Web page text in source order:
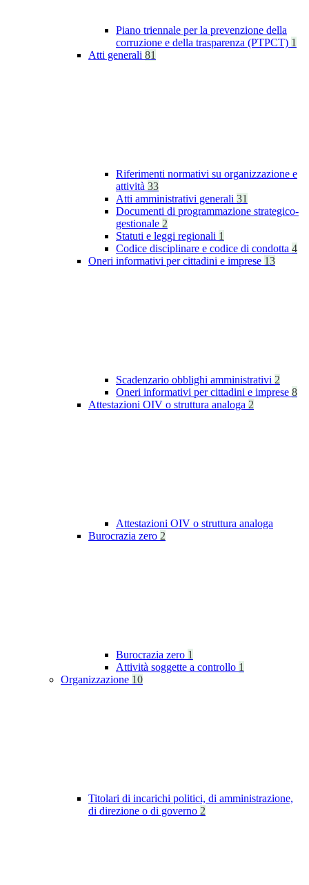
Piano triennale per la prevenzione della
corruzione e della trasparenza (PTPCT) 1
Atti generali 81
Riferimenti normativi su organizzazione e
attività 33
Atti amministrativi generali 31
Documenti di programmazione strategico-
gestionale 2
Statuti e leggi regionali 1
Codice disciplinare e codice di condotta 4
Oneri informativi per cittadini e imprese 13
Scadenzario obblighi amministrativi 2
Oneri informativi per cittadini e imprese 8
Attestazioni OIV o struttura analoga 2
Attestazioni OIV o struttura analoga
Burocrazia zero 2
Burocrazia zero 1
Attività soggette a controllo 1
Organizzazione 10
Titolari di incarichi politici, di amministrazione,
di direzione o di governo 2